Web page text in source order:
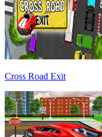
Cross Road Exit